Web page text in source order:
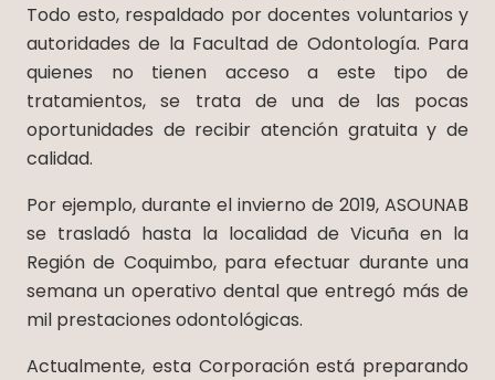
Todo esto, respaldado por docentes voluntarios y
autoridades de la Facultad de Odontología. Para
quienes no tienen acceso a este tipo de
tratamientos, se trata de una de las pocas
oportunidades de recibir atención gratuita y de
calidad.
Por ejemplo, durante el invierno de 2019, ASOUNAB
se trasladó hasta la localidad de Vicuña en la
Región de Coquimbo, para efectuar durante una
semana un operativo dental que entregó más de
mil prestaciones odontológicas.
Actualmente, esta Corporación está preparando